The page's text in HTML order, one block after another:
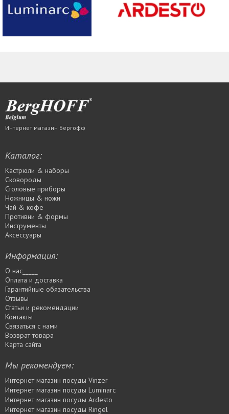
Интернет магазин Бергофф
Каталог:
Кастрюли & наборы
Сковороды
Столовые приборы
Ножницы & ножи
Чай & кофе
Противни & формы
Инструменты
Аксессуары
Информация:
О нас_____
Оплата и доставка
Гарантийные обязательства
Отзывы
Статьи и рекомендации
Контакты
Связаться с нами
Возврат товара
Карта сайта
Мы рекомендуем:
Интернет магазин посуды Vinzer
Интернет магазин посуды Luminarc
Интернет магазин посуды Ardesto
Интернет магазин посуды Rіngel